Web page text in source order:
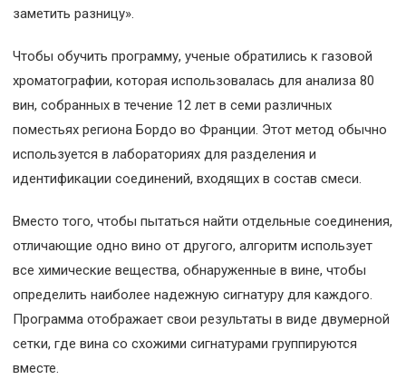
заметить разницу».
Чтобы обучить программу, ученые обратились к газовой
хроматографии, которая использовалась для анализа 80
вин, собранных в течение 12 лет в семи различных
поместьях региона Бордо во Франции. Этот метод обычно
используется в лабораториях для разделения и
идентификации соединений, входящих в состав смеси.
Вместо того, чтобы пытаться найти отдельные соединения,
отличающие одно вино от другого, алгоритм использует
все химические вещества, обнаруженные в вине, чтобы
определить наиболее надежную сигнатуру для каждого.
Программа отображает свои результаты в виде двумерной
сетки, где вина со схожими сигнатурами группируются
вместе.